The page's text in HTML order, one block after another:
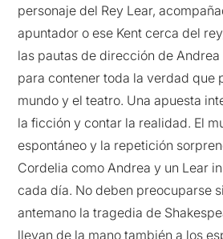
personaje del Rey Lear,
apuntador o ese Kent cerca del
las pautas de dirección de Andrea
para contener toda la verdad que
mundo y el teatro. Una apuesta
la ficción y contar la realidad. El
espontáneo y la repetición
Cordelia como Andrea y un Lear
cada día. No deben preocuparse
antemano la tragedia de
llevan de la mano también a los